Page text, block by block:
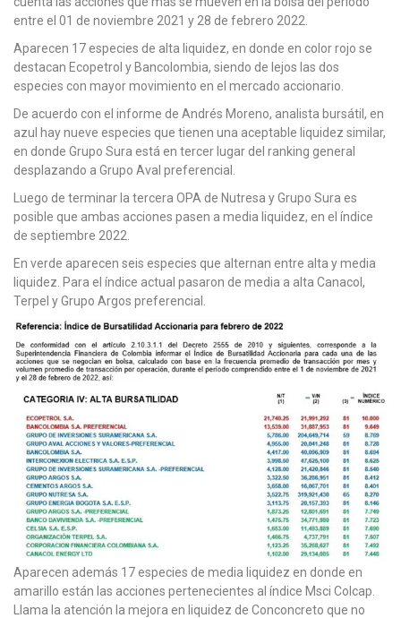
entre el 01 de noviembre 2021 y 28 de febrero 2022.
Aparecen 17 especies de alta liquidez, en donde en color rojo se
destacan Ecopetrol y Bancolombia, siendo de lejos las dos
especies con mayor movimiento en el mercado accionario.
De acuerdo con el informe de Andrés Moreno, analista bursátil, en
azul hay nueve especies que tienen una aceptable liquidez similar,
en donde Grupo Sura está en tercer lugar del ranking general
desplazando a Grupo Aval preferencial.
Luego de terminar la tercera OPA de Nutresa y Grupo Sura es
posible que ambas acciones pasen a media liquidez, en el índice
de septiembre 2022.
En verde aparecen seis especies que alternan entre alta y media
liquidez. Para el índice actual pasaron de media a alta Canacol,
Terpel y Grupo Argos preferencial.
Aparecen además 17 especies de media liquidez en donde en
amarillo están las acciones pertenecientes al índice Msci Colcap.
Llama la atención la mejora en liquidez de Conconcreto que no